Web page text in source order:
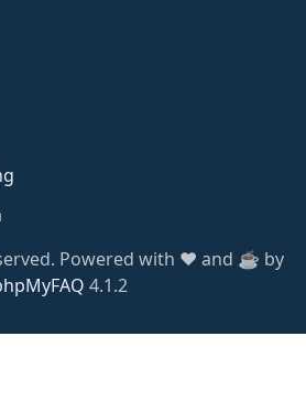
Powered with ❤️ and ☕️ by
4.1.2